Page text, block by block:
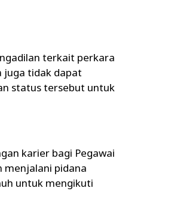
terkait perkara
juga tidak dapat
status tersebut untuk
karier bagi Pegawai
menjalani pidana
untuk mengikuti